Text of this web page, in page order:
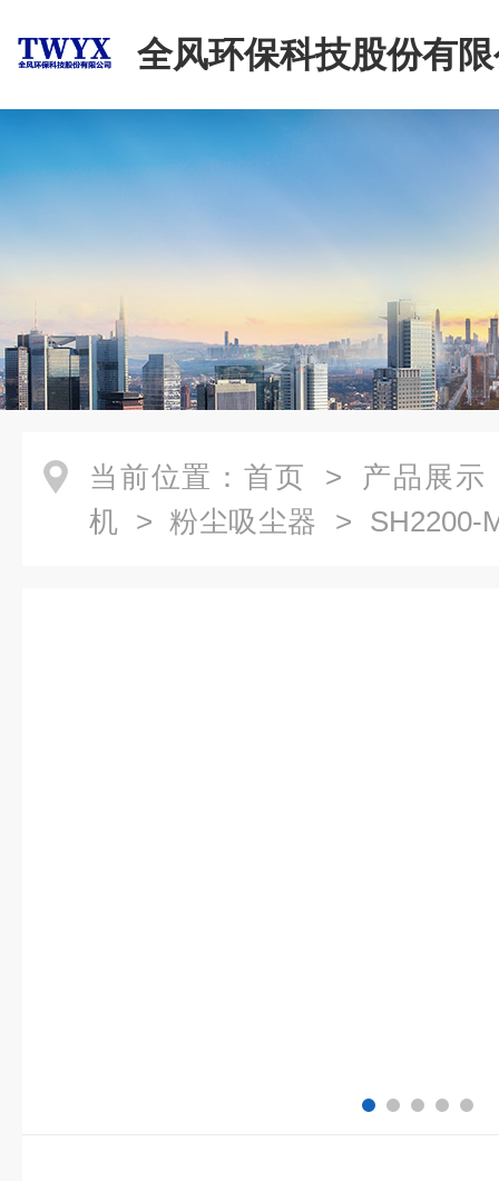
全风环保科技股份有
当前位置： 首页 > 产品展示
机 > 粉尘吸尘器 > SH2200-